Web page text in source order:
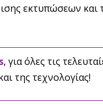
εκτυπώσεων και
, για όλες τις
της τεχνολογίας!